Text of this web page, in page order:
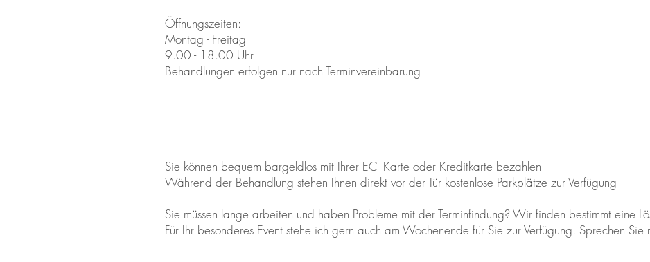
Öffnungszeiten:
Montag - Freitag
9.00 - 18.00 Uhr
Behandlungen erfolgen nur nach Terminvereinbarung
Sie können bequem bargeldlos mit Ihrer EC- Karte oder Kreditkarte bezahlen
Während der Behandlung stehen Ihnen direkt vor der Tür kostenlose Parkplätze zur Verfügung
Sie müssen lange arbeiten und haben Probleme mit der Terminfindung? Wir finden bestimmt eine
Für Ihr besonderes Event stehe ich gern auch am Wochenende für Sie zur Verfügung. Sprechen Sie